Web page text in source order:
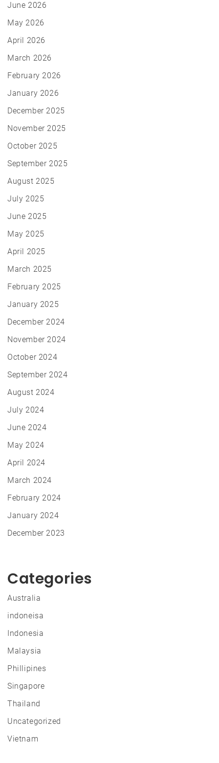
June 2026
May 2026
April 2026
March 2026
February 2026
January 2026
December 2025
November 2025
October 2025
September 2025
August 2025
July 2025
June 2025
May 2025
April 2025
March 2025
February 2025
January 2025
December 2024
November 2024
October 2024
September 2024
August 2024
July 2024
June 2024
May 2024
April 2024
March 2024
February 2024
January 2024
December 2023
Categories
Australia
indoneisa
Indonesia
Malaysia
Phillipines
Singapore
Thailand
Uncategorized
Vietnam